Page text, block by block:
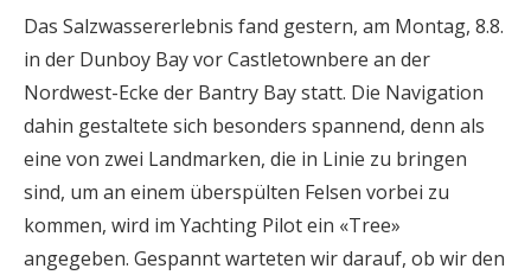
Das Salzwassererlebnis fand gestern, am Montag, 8.8.
in der Dunboy Bay vor Castletownbere an der
Nordwest-Ecke der Bantry Bay statt. Die Navigation
dahin gestaltete sich besonders spannend, denn als
eine von zwei Landmarken, die in Linie zu bringen
sind, um an einem überspülten Felsen vorbei zu
kommen, wird im Yachting Pilot ein «Tree»
angegeben. Gespannt warteten wir darauf, ob wir den